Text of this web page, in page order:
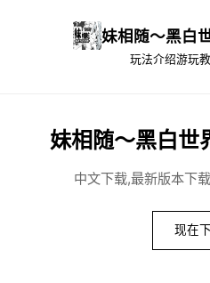
妹相随～黑白
玩法介绍游玩
妹相随～黑白世
中文下载,最新版本下
现在